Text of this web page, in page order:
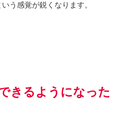
う感覚が鋭くなります。
きるようになった